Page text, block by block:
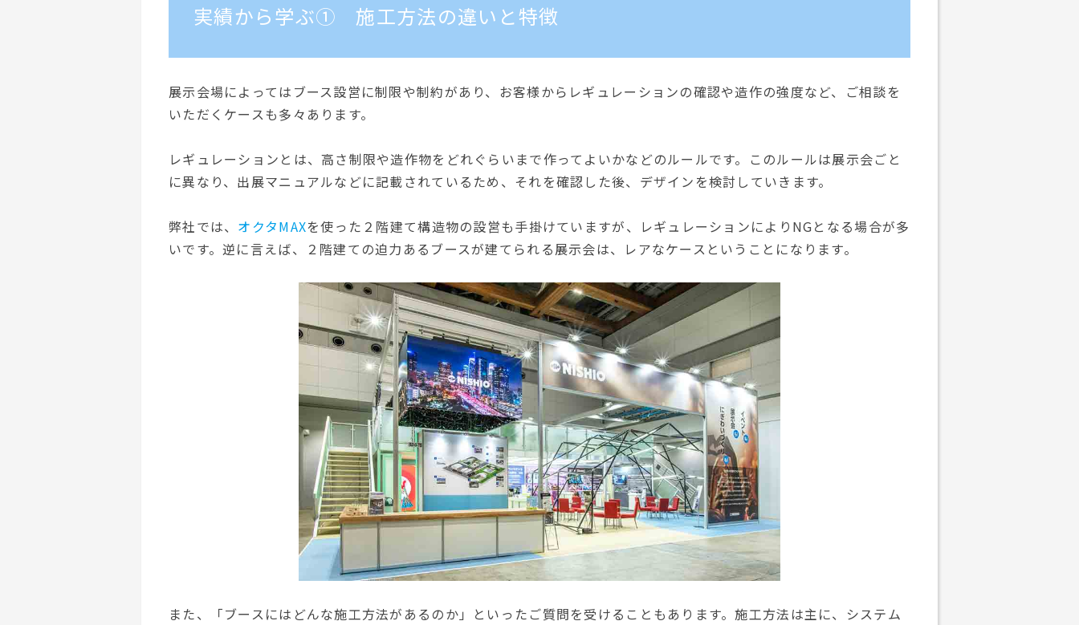
実績から学ぶ① 施工方法の違いと特徴
展示会場によってはブース設営に制限や制約があり、お客様からレギュレーションの確認や造作の強度など、ご相談を
いただくケースも多々あります。
レギュレーションとは、高さ制限や造作物をどれぐらいまで作ってよいかなどのルールです。このルールは展示会ごと
に異なり、出展マニュアルなどに記載されているため、それを確認した後、デザインを検討していきます。
弊社では、 オクタMAXを使った２階建て構造物の設営も手掛けていますが、レギュレーションによりNGとなる場合が多
いです。逆に言えば、２階建ての迫力あるブースが建てられる展示会は、レアなケースということになります。
また、「ブースにはどんな施工方法があるのか」といったご質問を受けることもあります。施工方法は主に、システム